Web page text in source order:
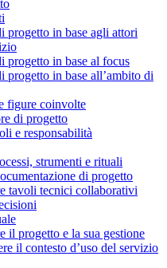
progetto in base agli attori
progetto in base al focus
progetto in base all’ambito di
figure coinvolte
di progetto
e responsabilità
strumenti e rituali
di progetto
tavoli tecnici collaborativi
il progetto e la sua gestione
il contesto d’uso del servizio